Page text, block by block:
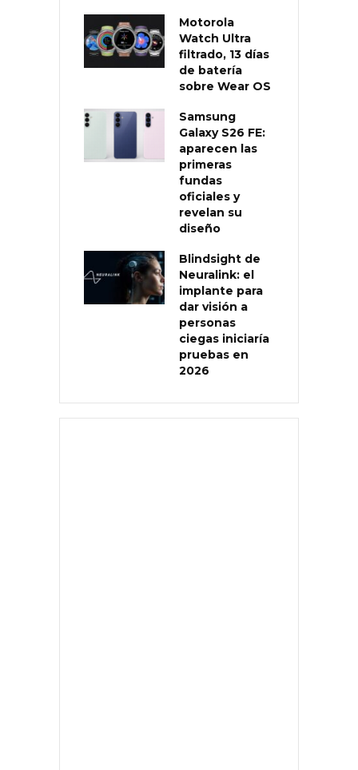
Motorola
Watch Ultra
filtrado, 13 días
de batería
sobre Wear OS
Samsung
Galaxy S26 FE:
aparecen las
primeras
fundas
oficiales y
revelan su
diseño
Blindsight de
Neuralink: el
implante para
dar visión a
personas
ciegas iniciaría
pruebas en
2026